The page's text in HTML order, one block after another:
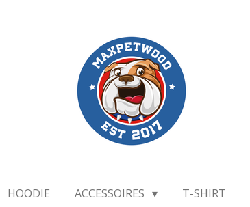
HOODIE ACCESSOIRES T-SHIRT